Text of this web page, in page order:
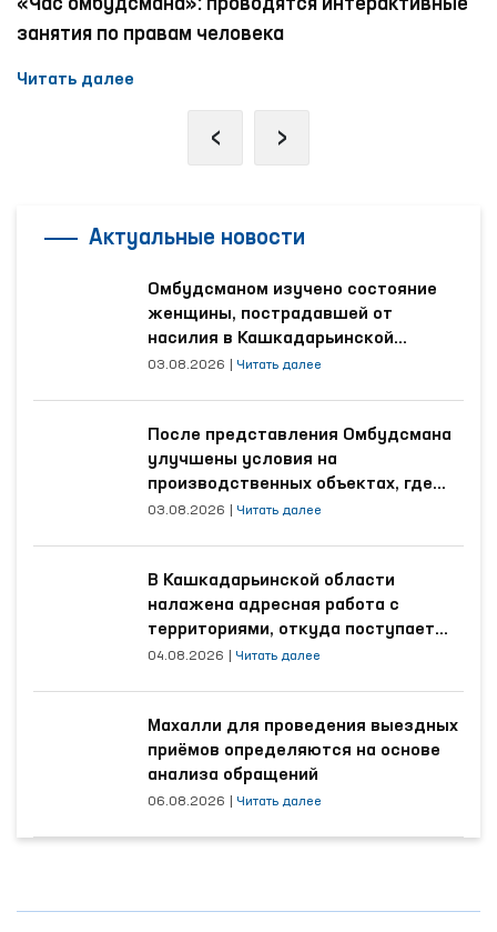
«Час омбудсмана»: проводятся интерактивные
занятия по правам человека
Читать далее
‹ ›
Актуальные новости
Омбудсманом изучено состояние
женщины, пострадавшей от
насилия в Кашкадарьинской
области
03.08.2026 Читать далее
После представления Омбудсмана
улучшены условия на
производственных объектах, где
трудятся осуждённые
03.08.2026 Читать далее
В Кашкадарьинской области
налажена адресная работа с
территориями, откуда поступает
наибольшее количество обращений
04.08.2026 Читать далее
Махалли для проведения выездных
приёмов определяются на основе
анализа обращений
06.08.2026 Читать далее